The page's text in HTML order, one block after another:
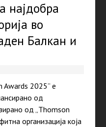
најдобра
во
Балкан и
Awards 2025” е
од
од „Thomson
организација која